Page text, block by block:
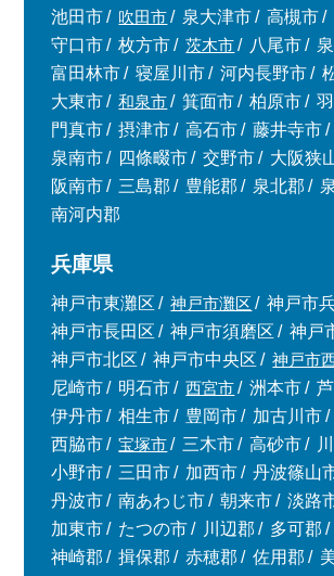
池田市
吹田市 泉大津市 高槻市
守口市
枚方市 茨木市 八尾市
富田林市
寝屋川市 河内長野市
大東市
和泉市 箕面市 柏原市
門真市
摂津市 高石市 藤井寺市
泉南市
四條畷市 交野市
大阪狭
阪南市
三島郡 豊能郡 泉北郡
南河内郡
兵庫県
神戸市東灘区 神戸市灘区
神戸市
神戸市長田区
神戸市須磨区
神戸
神戸市北区
神戸市中央区 神戸市
尼崎市
明石市 西宮市 洲本市
伊丹市
相生市 豊岡市 加古川市
西脇市
宝塚市 三木市 高砂市
小野市
三田市 加西市 丹波篠山
丹波市
南あわじ市 朝来市 淡路
加東市
たつの市 川辺郡 多可郡
神崎郡
揖保郡 赤穂郡 佐用郡